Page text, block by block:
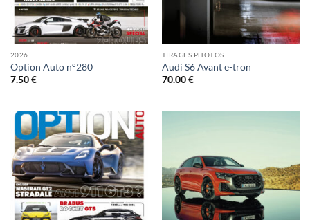
2026
Option Auto n°280
7.50€
TIRAGES PHOTOS
Audi S6 Avant e-tron
70.00€